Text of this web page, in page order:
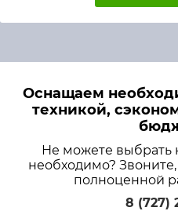
Оснащаем
техникой,
Не можете выбрать
необходимо?
полноценной
8 (727)